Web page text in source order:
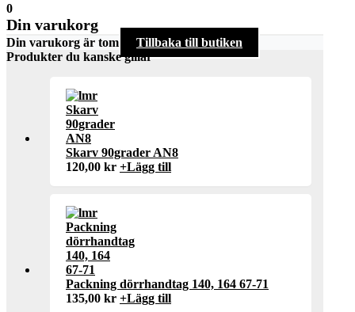
0
Din varukorg
Din varukorg är tom
Tillbaka till butiken
Produkter du kanske gillar
Skarv 90grader AN8
120,00 kr +Lägg till
Packning dörrhandtag 140, 164 67-71
135,00 kr +Lägg till